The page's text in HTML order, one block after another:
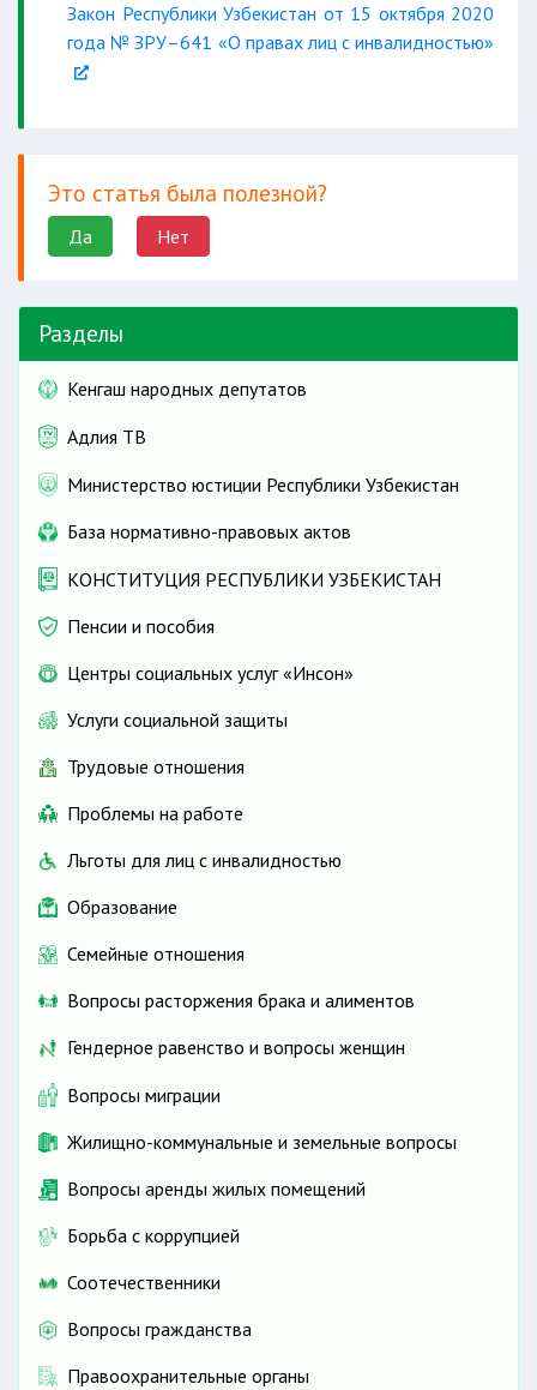
Закон Республики Узбекистан от 15 октября 2020
года № ЗРУ–641 «О правах лиц с инвалидностью»
Это статья была полезной?
Да Нет
Разделы
Кенгаш народных депутатов
Адлия ТВ
Министерство юстиции Республики Узбекистан
База нормативно-правовых актов
КОНСТИТУЦИЯ РЕСПУБЛИКИ УЗБЕКИСТАН
Пенсии и пособия
Центры социальных услуг «Инсон»
Услуги социальной защиты
Трудовые отношения
Проблемы на работе
Льготы для лиц с инвалидностью
Образование
Семейные отношения
Вопросы расторжения брака и алиментов
Гендерное равенство и вопросы женщин
Вопросы миграции
Жилищно-коммунальные и земельные вопросы
Вопросы аренды жилых помещений
Борьба с коррупцией
Соотечественники
Вопросы гражданства
Правоохранительные органы